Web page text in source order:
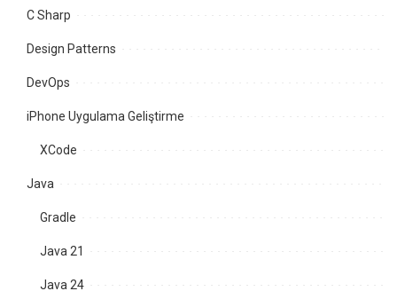
C Sharp
Design Patterns
DevOps
iPhone Uygulama Geliştirme
XCode
Java
Gradle
Java 21
Java 24